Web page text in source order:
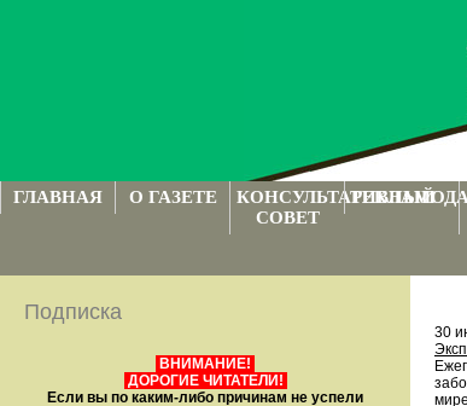
ГЛАВНАЯ О ГАЗЕТЕ
КОНСУЛЬТАТИВНЫЙ
СОВЕТ
Подписка
ВНИМАНИЕ!
ДОРОГИЕ ЧИТАТЕЛИ!
Если вы по каким-либо причинам не успели
30